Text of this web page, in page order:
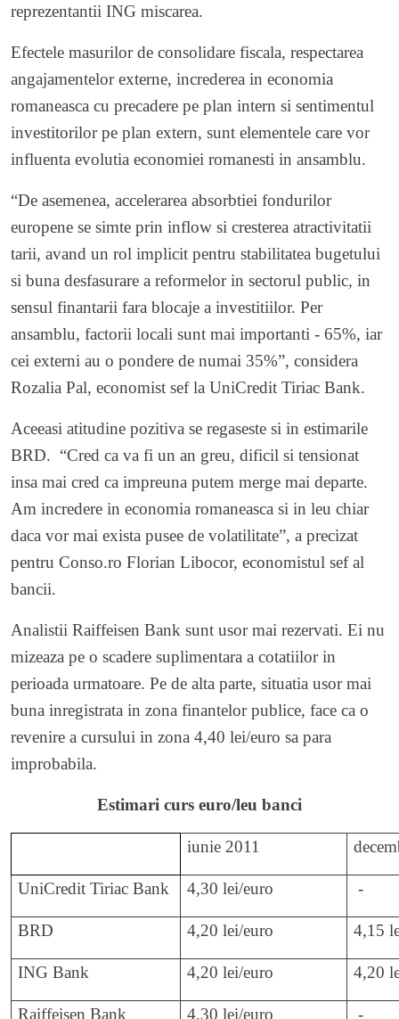
reprezentantii ING miscarea.
Efectele masurilor de consolidare fiscala, respectarea
angajamentelor externe, increderea in economia
romaneasca cu precadere pe plan intern si sentimentul
investitorilor pe plan extern, sunt elementele care vor
influenta evolutia economiei romanesti in ansamblu.
“De asemenea, accelerarea absorbtiei fondurilor
europene se simte prin inflow si cresterea atractivitatii
tarii, avand un rol implicit pentru stabilitatea bugetului
si buna desfasurare a reformelor in sectorul public, in
sensul finantarii fara blocaje a investitiilor. Per
ansamblu, factorii locali sunt mai importanti - 65%, iar
cei externi au o pondere de numai 35%”, considera
Rozalia Pal, economist sef la UniCredit Tiriac Bank.
Aceeasi atitudine pozitiva se regaseste si in estimarile
BRD. “Cred ca va fi un an greu, dificil si tensionat
insa mai cred ca impreuna putem merge mai departe.
Am incredere in economia romaneasca si in leu chiar
daca vor mai exista pusee de volatilitate”, a precizat
pentru Conso.ro Florian Libocor, economistul sef al
bancii.
Analistii Raiffeisen Bank sunt usor mai rezervati. Ei nu
mizeaza pe o scadere suplimentara a cotatiilor in
perioada urmatoare. Pe de alta parte, situatia usor mai
buna inregistrata in zona finantelor publice, face ca o
revenire a cursului in zona 4,40 lei/euro sa para
improbabila.
Estimari curs euro/leu banci
iunie 2011
UniCredit Tiriac Bank 4,30 lei/euro -
BRD 4,20 lei/euro 4,15
ING Bank 4,20 lei/euro 4,20
Raiffeisen Bank 4,30 lei/euro -